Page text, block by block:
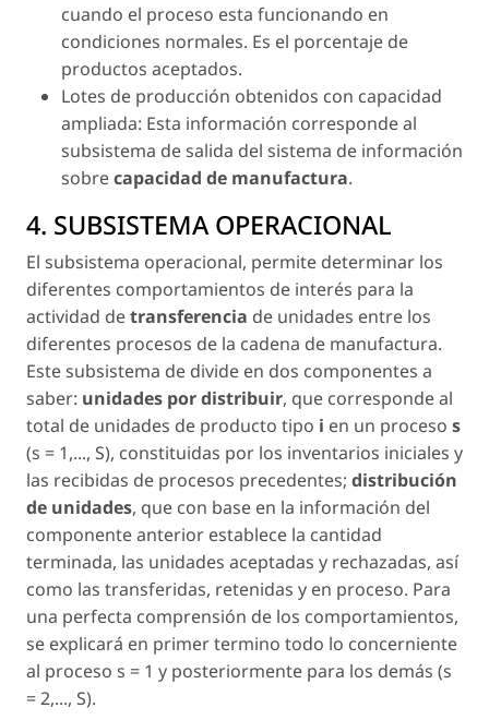
cuando el proceso esta funcionando en
condiciones normales. Es el porcentaje de
productos aceptados.
Lotes de producción obtenidos con capacidad
ampliada: Esta información corresponde al
subsistema de salida del sistema de información
sobrecapacidad de manufactura.
4. SUBSISTEMA OPERACIONAL
El subsistema operacional, permite determinar los
diferentes comportamientos de interés para la
actividad detransferencia de unidades entre los
diferentes procesos de la cadena de manufactura.
Este subsistema de divide en dos componentes a
saber: unidades por distribuir, que corresponde al
total de unidades de producto tipo i en un proceso s
(s = 1,..., S), constituidas por los inventarios iniciales y
las recibidas de procesos precedentes; distribución
de unidades, que con base en la información del
componente anterior establece la cantidad
terminada, las unidades aceptadas y rechazadas, así
como las transferidas, retenidas y en proceso. Para
una perfecta comprensión de los comportamientos,
se explicará en primer termino todo lo concerniente
al proceso s = 1 y posteriormente para los demás (s
=2,..., S).